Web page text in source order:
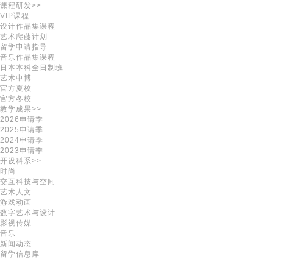
课程研发>>
VIP课程
设计作品集课程
艺术爬藤计划
留学申请指导
音乐作品集课程
日本本科全日制班
艺术申博
官方夏校
官方冬校
教学成果>>
2026申请季
2025申请季
2024申请季
2023申请季
开设科系>>
时尚
交互科技与空间
艺术人文
游戏动画
数字艺术与设计
影视传媒
音乐
新闻动态
留学信息库